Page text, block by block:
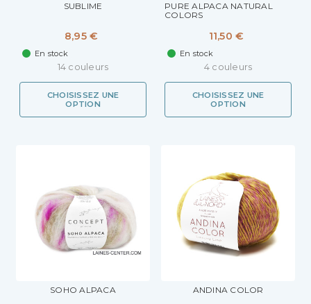
SUBLIME
8,95 €
En stock
14 couleurs
CHOISISSEZ UNE
OPTION
PURE ALPACA NATURAL
COLORS
11,50 €
En stock
4 couleurs
CHOISISSEZ UNE
OPTION
SOHO ALPACA ANDINA COLOR